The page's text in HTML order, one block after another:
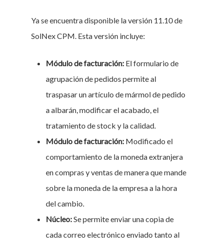
Ya se encuentra disponible la versión 11.10 de
SolNex CPM. Esta versión incluye:
Módulo de facturación: El formulario de
agrupación de pedidos permite al
traspasar un artículo de mármol de pedido
a albarán, modificar el acabado, el
tratamiento de stock y la calidad.
Módulo de facturación: Modificado el
comportamiento de la moneda extranjera
en compras y ventas de manera que mande
sobre la moneda de la empresa a la hora
del cambio.
Núcleo:Se permite enviar una copia de
cada correo electrónico enviado tanto al